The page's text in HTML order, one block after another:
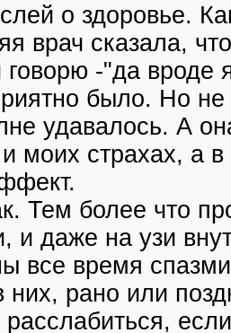
о здоровье.
врач сказала,
-"да вроде
было. Но
удавалось. А
моих страхах, а
Тем более что
и даже на узи
все время
рано или
расслабиться,